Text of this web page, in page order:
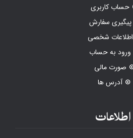
حساب کاربری
پیگیری سفارش
اطلاعات شخصی
ورود به حساب
صورت مالی
آدرس ها
اطلاعات